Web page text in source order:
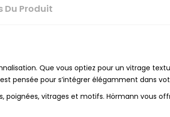
Du Produit
Que vous optiez pour un vitrage
pensée pour s’intégrer élégamment dans
poignées, vitrages et motifs. Hörmann vous